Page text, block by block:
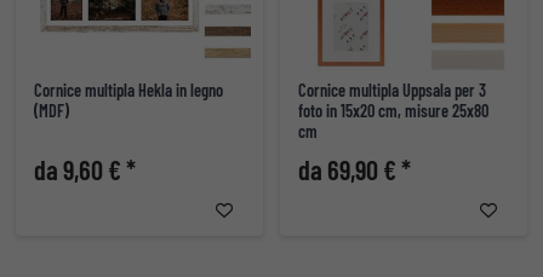
Cornice multipla Hekla in legno
(MDF)
da 9,60 € *
Cornice multipla Uppsala per 3
foto in 15x20 cm, misure 25x80
cm
da 69,90 € *